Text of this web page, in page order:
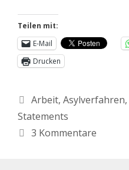
Teilen mit:
E-Mail
Drucken
Arbeit, Asylverfahren,
Statements
3 Kommentare